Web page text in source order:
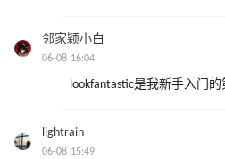
邻家颖小白
06-08 16:04
lookfantastic是我新手入门
lightrain
06-08 15:49